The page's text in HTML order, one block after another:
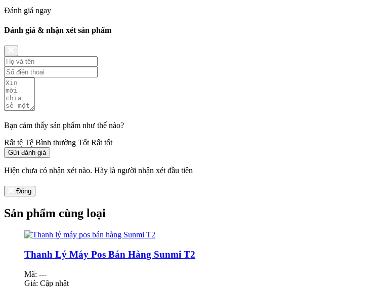
Đánh giá ngay
Đánh giá & nhận xét sản phẩm
Bạn cảm thấy sản phẩm như thế nào?
Rất tệ Tệ Bình thường Tốt Rất tốt
Gửi đánh giá
Hiện chưa có nhận xét nào. Hãy là người nhận xét đầu tiên
Đóng
Sản phẩm cùng loại
Thanh Lý Máy Pos Bán Hàng Sunmi T2
Mã: ---
Giá: Cập nhật